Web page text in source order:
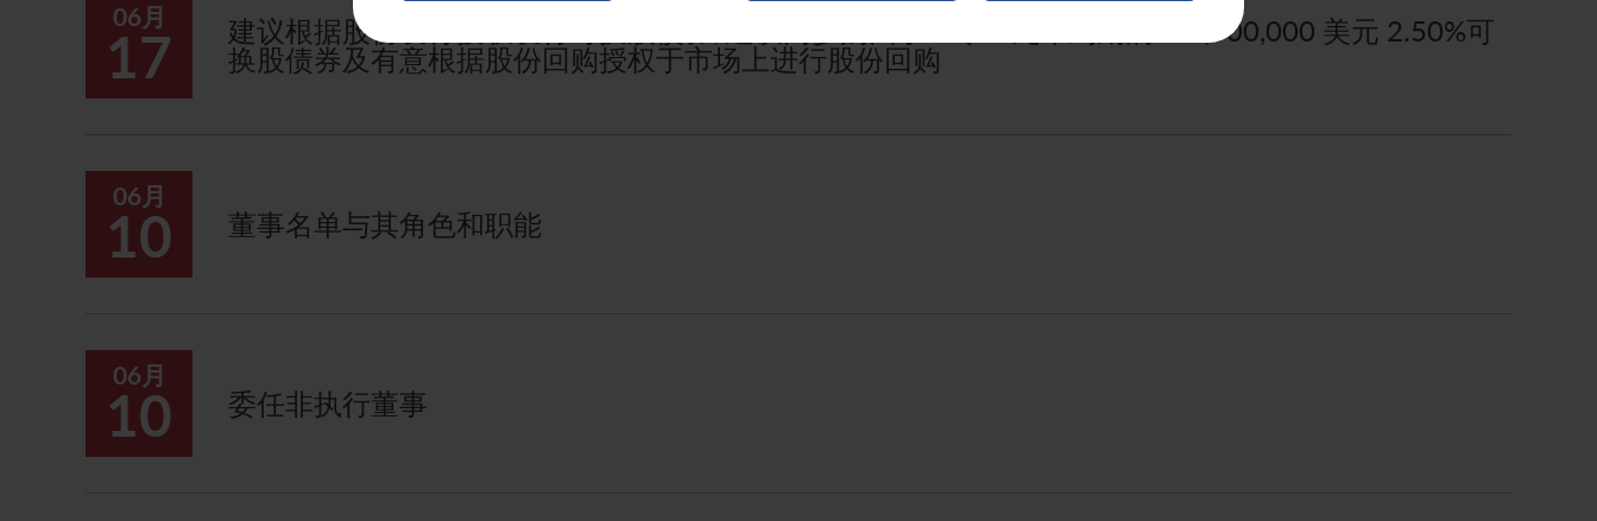
06月
17
建议根据股份发行授权发行可换股债券, 建议同步购回于二零二九年到期的675,000,000 美元 2.50%可
换股债券及有意根据股份回购授权于市场上进行股份回购
06月
10 董事名单与其角色和职能
06月
10 委任非执行董事